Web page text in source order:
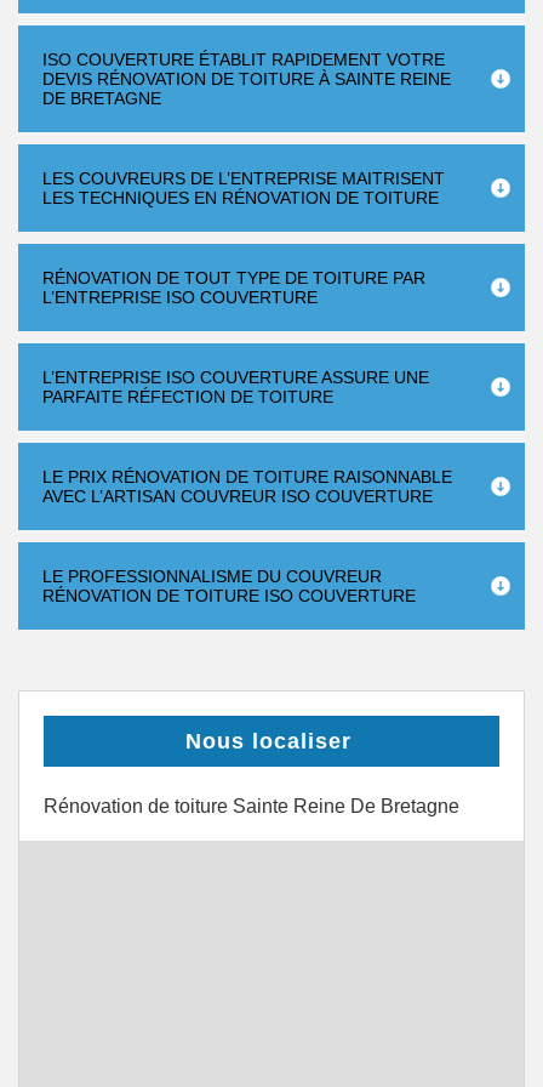
ISO COUVERTURE ÉTABLIT RAPIDEMENT VOTRE
DEVIS RÉNOVATION DE TOITURE À SAINTE REINE
DE BRETAGNE
LES COUVREURS DE L’ENTREPRISE MAITRISENT
LES TECHNIQUES EN RÉNOVATION DE TOITURE
RÉNOVATION DE TOUT TYPE DE TOITURE PAR
L’ENTREPRISE ISO COUVERTURE
L’ENTREPRISE ISO COUVERTURE ASSURE UNE
PARFAITE RÉFECTION DE TOITURE
LE PRIX RÉNOVATION DE TOITURE RAISONNABLE
AVEC L’ARTISAN COUVREUR ISO COUVERTURE
LE PROFESSIONNALISME DU COUVREUR
RÉNOVATION DE TOITURE ISO COUVERTURE
Nous localiser
Rénovation de toiture Sainte Reine De Bretagne